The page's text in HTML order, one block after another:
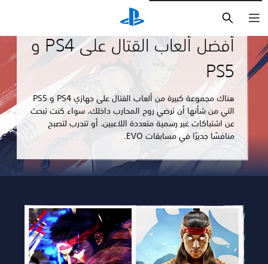
إرشادات ومقالات
أفضل ألعاب القتال على PS4 و
PS5
هناك مجموعة كبيرة من ألعاب القتال على جهازي PS4 و PS5
التي من شأنها أن ترضي روح المحارب داخلك، سواء كنت تبحث
عن اشتباكات غير رسمية متعددة اللاعبين، أو تتدرب لتصبح
منافسًا جديرًا في مسابقات EVO.